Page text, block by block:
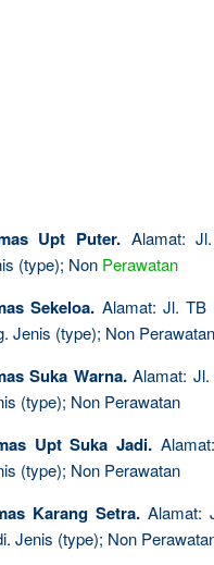
Upt Puter. Alamat:
(type); Non Perawatan
Sekeloa. Alamat: Jl. TB
Jenis (type); Non Perawatan
Suka Warna.Alamat: Jl.
(type); Non Perawatan
Upt Suka Jadi.
(type); Non Perawatan
Karang Setra. Alamat:
Jenis (type); Non